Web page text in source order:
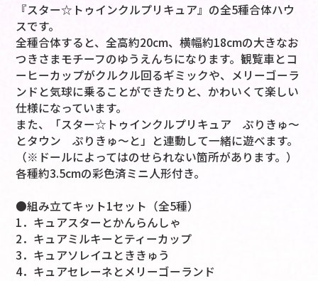
『スター☆トゥインクルプリキュア』の全5種合体ハウ
スです。
全種合体すると、全高約20cm、横幅約18cmの大きなお
つきさまモチーフのゆうえんちになります。観覧車とコ
ーヒーカップがクルクル回るギミックや、メリーゴーラ
ンドと気球に乗ることができたりと、かわいくて楽しい
仕様になっています。
また、「スター☆トゥインクルプリキュア ぷりきゅ～
とタウン ぷりきゅ～と」と連動して一緒に遊べます。
（※ドールによってはのせられない箇所があります。）
各種約3.5cmの彩色済ミニ人形付き。
●組み立てキット1セット（全5種）
1．キュアスターとかんらんしゃ
2．キュアミルキーとティーカップ
3．キュアソレイユとききゅう
4．キュアセレーネとメリーゴーランド